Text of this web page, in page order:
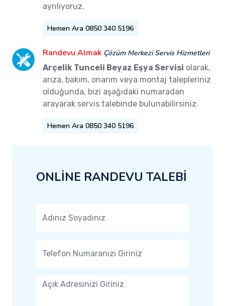
ayrılıyoruz.
Hemen Ara 0850 340 5196
Randevu Almak Çözüm Merkezi Servis Hizmetleri
Arçelik Tunceli Beyaz Eşya Servisi olarak,
arıza, bakım, onarım veya montaj talepleriniz
olduğunda, bizi aşağıdaki numaradan
arayarak servis talebinde bulunabilirsiniz.
Hemen Ara 0850 340 5196
ONLİNE RANDEVU TALEBİ